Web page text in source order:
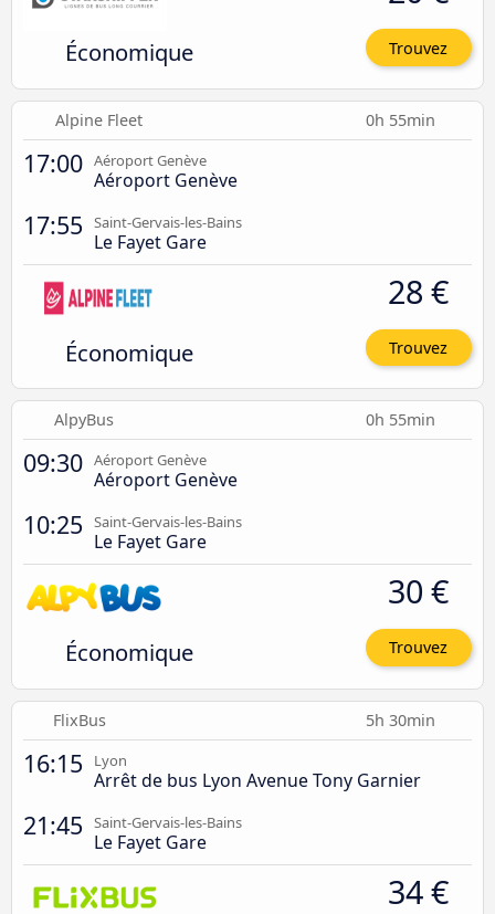
Économique Trouvez
Alpine Fleet 0h 55min
17:00 Aéroport Genève
Aéroport Genève
17:55 Saint-Gervais-les-Bains
Le Fayet Gare
Économique
28 €
Trouvez
AlpyBus 0h 55min
09:30 Aéroport Genève
Aéroport Genève
10:25 Saint-Gervais-les-Bains
Le Fayet Gare
Économique
30 €
Trouvez
FlixBus 5h 30min
16:15 Lyon
Arrêt de bus Lyon Avenue Tony Garnier
21:45 Saint-Gervais-les-Bains
Le Fayet Gare
34 €